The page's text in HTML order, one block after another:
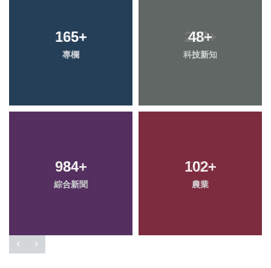
165+
專欄
48+
科技新知
984+
綜合新聞
102+
農業